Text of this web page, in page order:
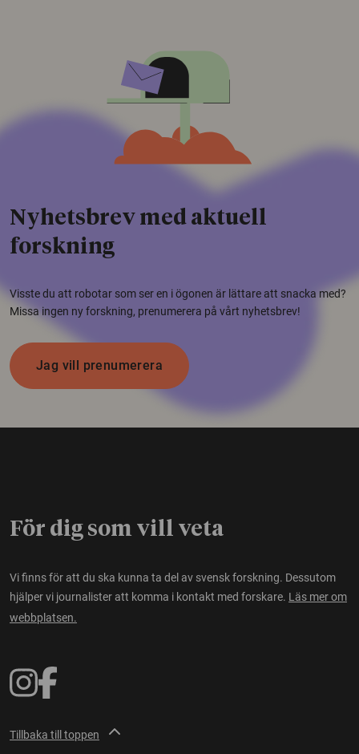
Nyhetsbrev med aktuell
forskning
Visste du att robotar som ser en i ögonen är lättare att snacka med?
Missa ingen ny forskning, prenumerera på vårt nyhetsbrev!
Jag vill prenumerera
För dig som vill veta
Vi finns för att du ska kunna ta del av svensk forskning. Dessutom
hjälper vi journalister att komma i kontakt med forskare. Läs mer om
webbplatsen.
Tillbaka till toppen